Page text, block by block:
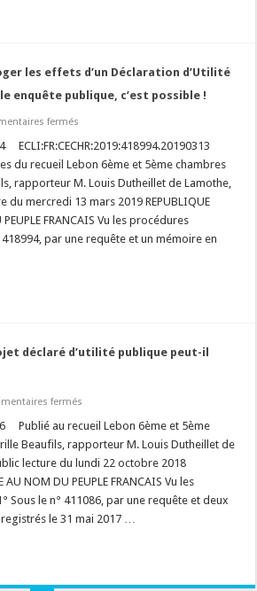
les effets d’un Déclaration d’Utilité
enquête publique, c’est possible !
fermés
:
les
effets
d’un
Déclaration
d’Utilité
Publique
sans
nouvelle
ECLI:FR:CECHR:2019:418994.20190313
du recueil Lebon 6ème et 5ème chambres
rapporteur M. Louis Dutheillet de Lamothe,
mercredi 13 mars 2019 REPUBLIQUE
PEUPLE FRANCAIS Vu les procédures
418994, par une requête et un mémoire en
déclaré d’utilité publique peut-il
fermés
:
projet
déclaré
d’utilité
publique
il
évoluer
Publié au recueil Lebon 6ème et 5ème
Beaufils, rapporteur M. Louis Dutheillet de
lecture du lundi 22 octobre 2018
AU NOM DU PEUPLE FRANCAIS Vu les
Sous le n° 411086, par une requête et deux
le 31 mai 2017 …